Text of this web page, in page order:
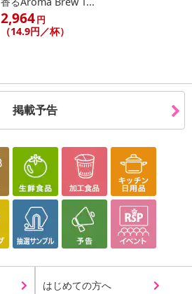
2,964円
（14.9円／杯）
掲載予告
はじめての方へ